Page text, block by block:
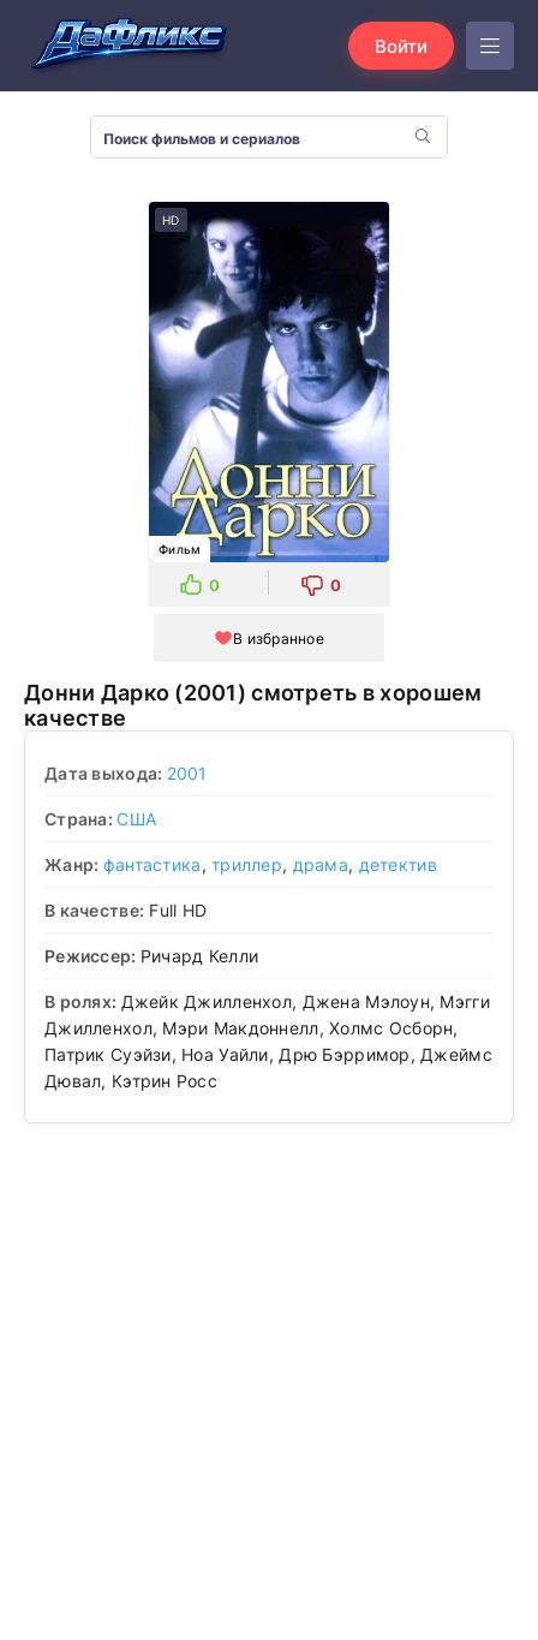
Войти
HD
Фильм
0 0
В избранное
Донни Дарко (2001) смотреть в хорошем
качестве
Дата выхода: 2001
Страна:США
Жанр: фантастика,триллер, драма, детектив
В качестве: Full HD
Режиссер: Ричард Келли
В ролях: Джейк Джилленхол, Джена Мэлоун, Мэгги
Джилленхол, Мэри Макдоннелл, Холмс Осборн,
Патрик Суэйзи, Ноа Уайли, Дрю Бэрримор, Джеймс
Дювал, Кэтрин Росс